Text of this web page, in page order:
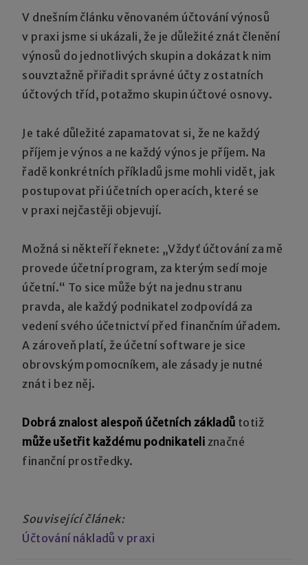
V dnešním článku věnovaném účtování výnosů
v praxi jsme si ukázali, že je důležité znát členění
výnosů do jednotlivých skupin a dokázat k nim
souvztažně přiřadit správné účty z ostatních
účtových tříd, potažmo skupin účtové osnovy.
Je také důležité zapamatovat si, že ne každý
příjem je výnos a ne každý výnos je příjem. Na
řadě konkrétních příkladů jsme mohli vidět, jak
postupovat při účetních operacích, které se
v praxi nejčastěji objevují.
Možná si někteří řeknete: „Vždyť účtování za mě
provede účetní program, za kterým sedí moje
účetní.“ To sice může být na jednu stranu
pravda, ale každý podnikatel zodpovídá za
vedení svého účetnictví před finančním úřadem.
A zároveň platí, že účetní software je sice
obrovským pomocníkem, ale zásady je nutné
znát i bez něj.
Dobrá znalost alespoň účetních základů totiž
může ušetřit každému podnikateli značné
finanční prostředky.
Související článek:
Účtování nákladů v praxi